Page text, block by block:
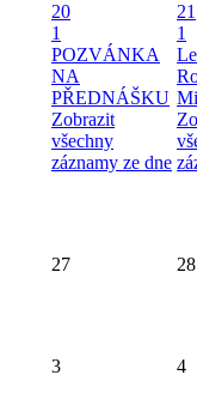
20
1
POZVÁNKA
NA
PŘEDNÁŠKU
Zobrazit
všechny
záznamy ze dne
21
1
27 28
3 4